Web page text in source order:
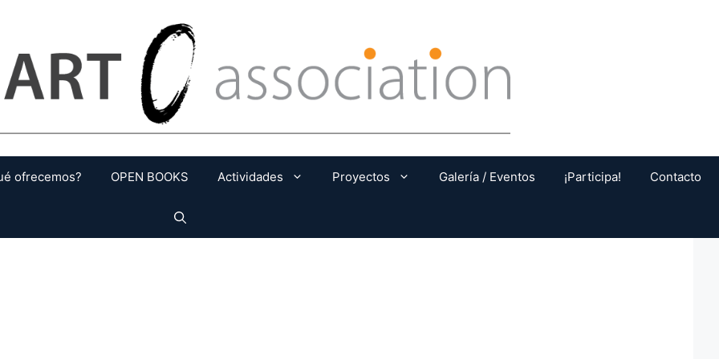
ofrecemos? OPEN BOOKS Actividades Proyectos Galería / Eventos ¡Participa! Contacto